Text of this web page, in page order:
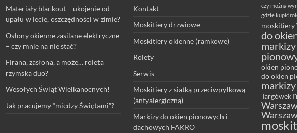
Materiały blackout – ukojenie od
upału w lecie, oszczędności w zimie?
Osłony okienne zasilane elektryczne
– czy mnie na nie stać?
Firana, zasłona, a może… roleta
rzymska duo?
Wesołych Świąt Wielkanocnych!
Jak pracujemy “między Świętami”?
Kontakt
Moskitiery drzwiowe
Moskitiery okienne (ramkowe)
Rolety
Serwis
Moskitiery z siatką przeciwpyłkową
(antyalergiczną)
Markizy do okien pionowych i
dachowych FAKRO
czy można
gdzie kupić
moskitiery
do
okien
do okien
Targówek